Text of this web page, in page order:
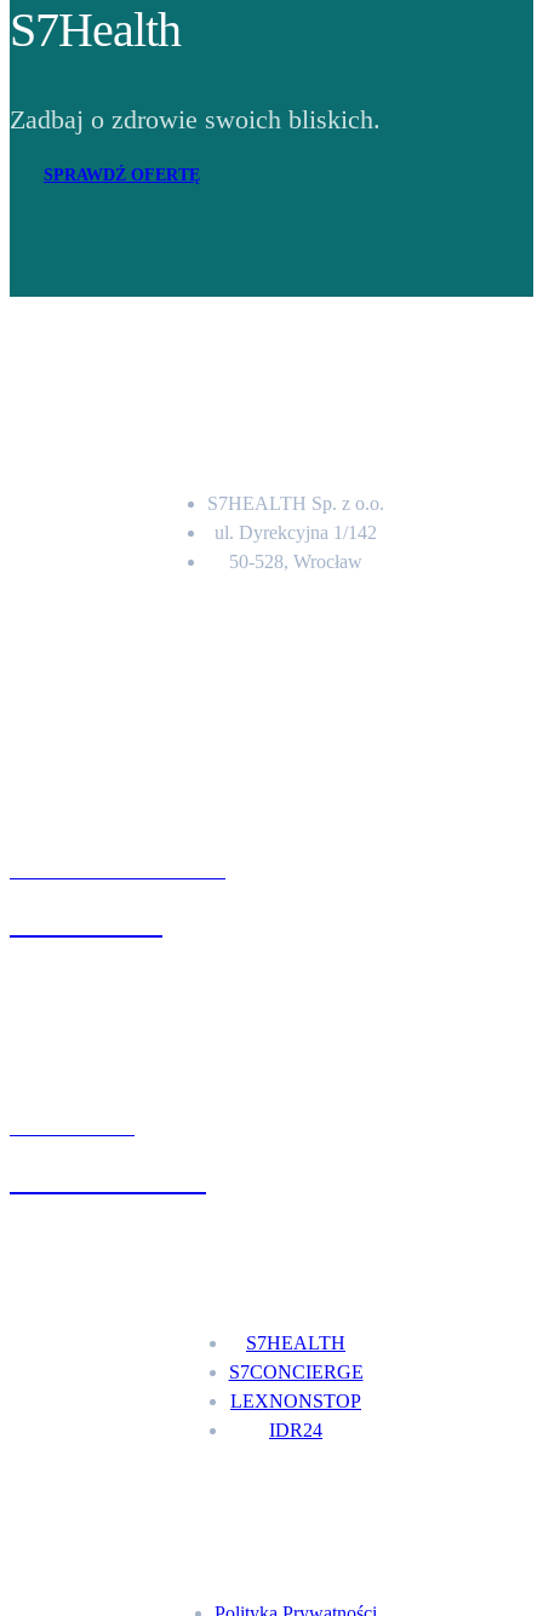
S7Health
Zadbaj o zdrowie swoich bliskich.
SPRAWDŹ OFERTĘ
S7HEALTH Sp. z o.o.
ul. Dyrekcyjna 1/142
50-528, Wrocław
S7HEALTH
S7CONCIERGE
LEXNONSTOP
IDR24